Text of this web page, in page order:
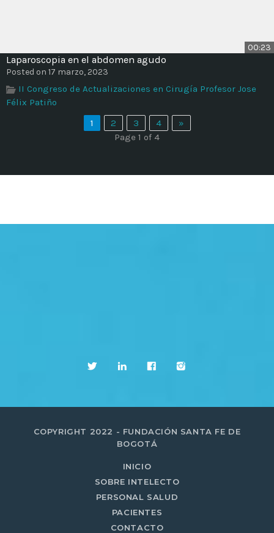
00:23
Laparoscopia en el abdomen agudo
Posted on 17 marzo, 2023
II Congreso de Actualizaciones en Cirugía Profesor Jose
Félix Patiño
1
2 3 4
»
Page 1 of 4
COPYRIGHT 2022 - FUNDACIÓN SANTA FE DE
BOGOTÁ
INICIO
SOBRE INTELECTO
PERSONAL SALUD
PACIENTES
CONTACTO